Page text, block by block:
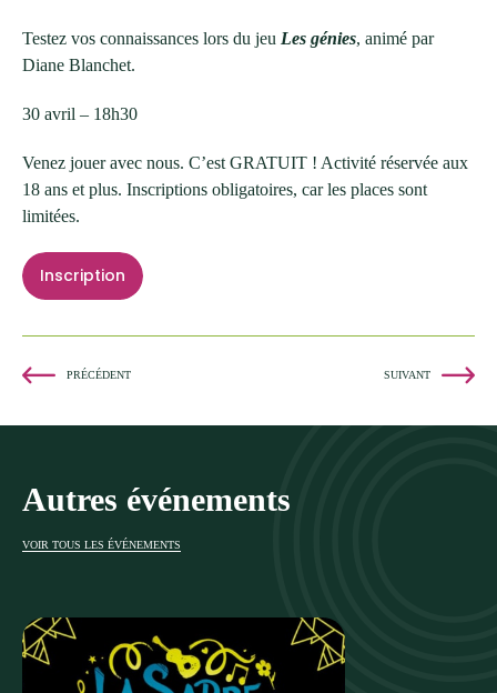
Testez vos connaissances lors du jeu Les génies, animé par
Diane Blanchet.
30 avril – 18h30
Venez jouer avec nous. C’est GRATUIT ! Activité réservée aux
18 ans et plus. Inscriptions obligatoires, car les places sont
limitées.
Inscription
PRÉCÉDENT SUIVANT
Autres événements
VOIR TOUS LES ÉVÉNEMENTS